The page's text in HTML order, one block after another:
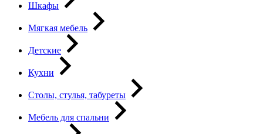
Шкафы
Мягкая мебель
Детские
Кухни
Столы, стулья, табуреты
Мебель для спальни